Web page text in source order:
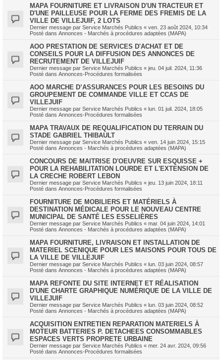
MAPA FOURNITURE ET LIVRAISON D'UN TRACTEUR ET
D'UNE PAILLEUSE POUR LA FERME DES FREMIS DE LA
VILLE DE VILLEJUIF, 2 LOTS
Dernier message par Service Marchés Publics « ven. 23 août 2024, 10:34
Posté dans Annonces - Marchés à procédures adaptées (MAPA)
AOO PRESTATION DE SERVICES D'ACHAT ET DE
CONSEILS POUR LA DIFFUSION DES ANNONCES DE
RECRUTEMENT DE VILLEJUIF
Dernier message par Service Marchés Publics « jeu. 04 juil. 2024, 11:36
Posté dans Annonces-Procédures formalisées
AOO MARCHE D’ASSURANCES POUR LES BESOINS DU
GROUPEMENT DE COMMANDE VILLE ET CCAS DE
VILLEJUIF
Dernier message par Service Marchés Publics « lun. 01 juil. 2024, 18:05
Posté dans Annonces-Procédures formalisées
MAPA TRAVAUX DE REQUALIFICATION DU TERRAIN DU
STADE GABRIEL THIBAULT
Dernier message par Service Marchés Publics « ven. 14 juin 2024, 15:15
Posté dans Annonces - Marchés à procédures adaptées (MAPA)
CONCOURS DE MAITRISE D'OEUVRE SUR ESQUISSE +
POUR LA REHABILITATION LOURDE ET L'EXTENSION DE
LA CRECHE ROBERT LEBON
Dernier message par Service Marchés Publics « jeu. 13 juin 2024, 18:11
Posté dans Annonces-Procédures formalisées
FOURNITURE DE MOBILIERS ET MATÉRIELS À
DESTINATION MÉDICALE POUR LE NOUVEAU CENTRE
MUNICIPAL DE SANTÉ LES ESSELIÈRES
Dernier message par Service Marchés Publics « mar. 04 juin 2024, 14:01
Posté dans Annonces - Marchés à procédures adaptées (MAPA)
MAPA FOURNITURE, LIVRAISON ET INSTALLATION DE
MATERIEL SCENIQUE POUR LES MAISONS POUR TOUS DE
LA VILLE DE VILLEJUIF
Dernier message par Service Marchés Publics « lun. 03 juin 2024, 08:57
Posté dans Annonces - Marchés à procédures adaptées (MAPA)
MAPA REFONTE DU SITE INTERNET ET RÉALISATION
D'UNE CHARTE GRAPHIQUE NUMÉRIQUE DE LA VILLE DE
VILLEJUIF
Dernier message par Service Marchés Publics « lun. 03 juin 2024, 08:52
Posté dans Annonces - Marchés à procédures adaptées (MAPA)
ACQUISITION ENTRETIEN REPARATION MATERIELS À
MOTEUR BATTERIES P. DETACHEES CONSOMMABLES
ESPACES VERTS PROPRETE URBAINE
Dernier message par Service Marchés Publics « mer. 24 avr. 2024, 09:56
Posté dans Annonces-Procédures formalisées